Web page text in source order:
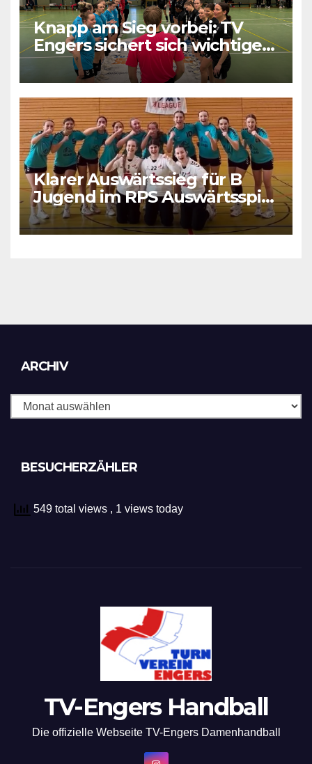
Knapp am Sieg vorbei: TV
Engers sichert sich wichtigen
Punkt
Klarer Auswärtssieg für B
Jugend im RPS Auswärtsspiel
in Luxenburg
ARCHIV
BESUCHERZÄHLER
549 total views , 1 views today
TV-Engers Handball
Die offizielle Webseite TV-Engers Damenhandball